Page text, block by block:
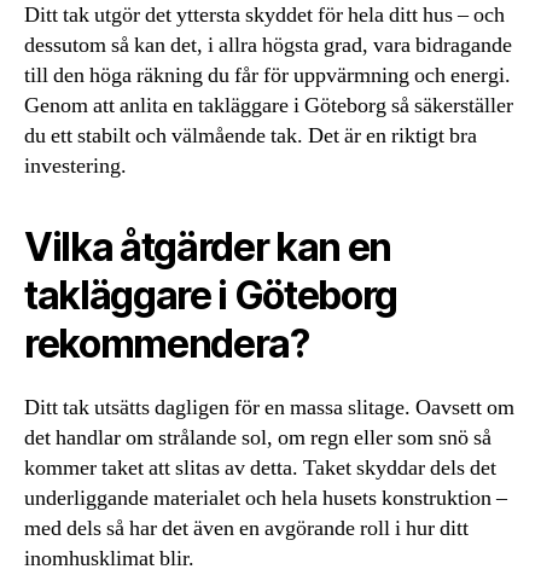
Ditt tak utgör det yttersta skyddet för hela ditt hus – och
dessutom så kan det, i allra högsta grad, vara bidragande
till den höga räkning du får för uppvärmning och energi.
Genom att anlita en takläggare i Göteborg så säkerställer
du ett stabilt och välmående tak. Det är en riktigt bra
investering.
Vilka åtgärder kan en
takläggare i Göteborg
rekommendera?
Ditt tak utsätts dagligen för en massa slitage. Oavsett om
det handlar om strålande sol, om regn eller som snö så
kommer taket att slitas av detta. Taket skyddar dels det
underliggande materialet och hela husets konstruktion –
med dels så har det även en avgörande roll i hur ditt
inomhusklimat blir.